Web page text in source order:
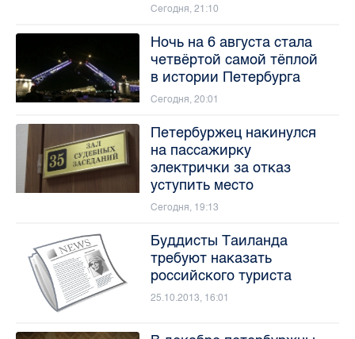
Сегодня, 21:10
Ночь на 6 августа стала
четвёртой самой тёплой
в истории Петербурга
Сегодня, 20:01
Петербуржец накинулся
на пассажирку
электрички за отказ
уступить место
Сегодня, 19:13
Буддисты Таиланда
требуют наказать
российского туриста
25.10.2013, 16:01